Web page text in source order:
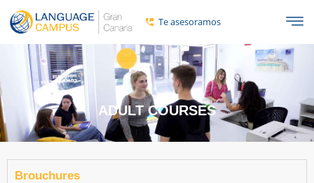
contenido
Te asesoramos
ADULT COURSES
Brouchures